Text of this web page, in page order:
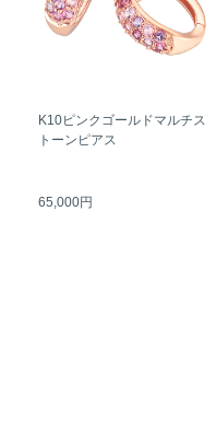
K10ピンクゴールドマルチス
トーンピアス
65,000円